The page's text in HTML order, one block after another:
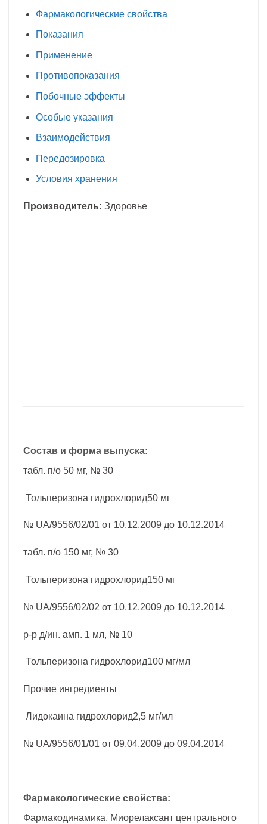
Фармакологические свойства
Показания
Применение
Противопоказания
Побочные эффекты
Особые указания
Взаимодействия
Передозировка
Условия хранения
Производитель: Здоровье
Состав и форма выпуска:
табл. п/о 50 мг, № 30
Тольперизона гидрохлорид50 мг
№ UA/9556/02/01 от 10.12.2009 до 10.12.2014
табл. п/о 150 мг, № 30
Тольперизона гидрохлорид150 мг
№ UA/9556/02/02 от 10.12.2009 до 10.12.2014
р-р д/ин. амп. 1 мл, № 10
Тольперизона гидрохлорид100 мг/мл
Прочие ингредиенты
Лидокаина гидрохлорид2,5 мг/мл
№ UA/9556/01/01 от 09.04.2009 до 09.04.2014
Фармакологические свойства:
Фармакодинамика. Миорелаксант центрального